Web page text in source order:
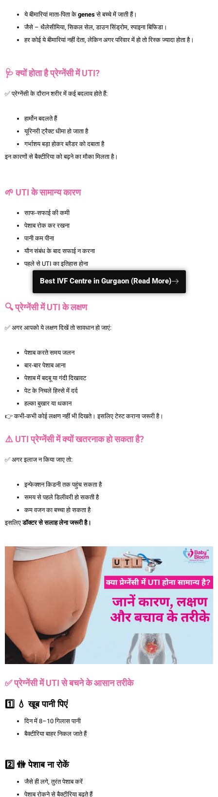
ये बीमारियां माता-पिता के genesसे बच्चे में जाती हैं।
जैसे – थैलेसीमिया, सिकल सेल, डाउन सिंड्रोम, स्पाइना बिफिडा।
हर कोई ये बीमारियां नहीं देता, लेकिन अगर परिवार में हो तो रिस्क ज्यादा होता है।
🩺 क्यों होता है प्रेग्नेंसी में UTI?
✅ प्रेग्नेंसी के दौरान शरीर में कई बदलाव होते हैं:
हार्मोन बदलते हैं
यूरिनरी ट्रैक्ट धीमा हो जाता है
गर्भाशय बड़ा होकर ब्लैडर को दबाता है
इन कारणों से बैक्टीरिया को बढ़ने का मौका मिलता है।
🌱 UTI के सामान्य कारण
साफ-सफाई की कमी
पेशाब रोक कर रखना
पानी कम पीना
यौन संबंध के बाद सफाई न करना
पहले से UTI का इतिहास होना
Best IVF Centre in Gurgaon (Read More)
🔍 प्रेग्नेंसी में UTI के लक्षण
✅ अगर आपको ये लक्षण दिखें तो सावधान हो जाएं:
पेशाब करते समय जलन
बार-बार पेशाब आना
पेशाब में बदबू या गंदी दिखावट
पेट के निचले हिस्से में दर्द
हल्का बुखार या थकान
👉 कभी-कभी कोई लक्षण नहीं भी दिखते। इसलिए टेस्ट कराना जरूरी है।
⚠️ UTI प्रेग्नेंसी में क्यों खतरनाक हो सकता है?
✅ अगर इलाज न किया जाए तो:
इन्फेक्शन किडनी तक पहुंच सकता है
समय से पहले डिलीवरी हो सकती है
कम वजन का बच्चा हो सकता है
इसलिएडॉक्टरसेसलाहलेनाजरूरीहै।
✅ प्रेग्नेंसी में UTI से बचने के आसान तरीके
1️ 💧खूबपानीपिएं
दिन में 8–10 गिलास पानी
बैक्टीरिया बाहर निकल जाते हैं
2️ 🚻पेशाबनारोकें
जैसे ही लगे, तुरंत पेशाब करें
पेशाब रोकने से बैक्टीरिया बढ़ते हैं